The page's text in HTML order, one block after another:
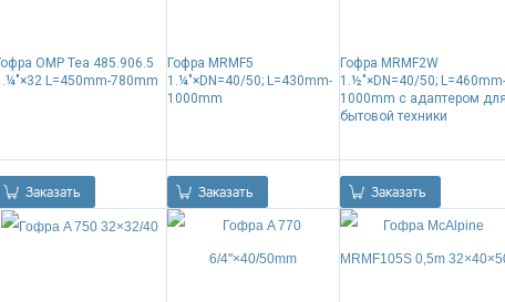
OMP Tea 485.906.5
L=450mm-780mm
Заказать
Гофра MRMF5
1.¼"×DN=40/50; L=430mm-
1000mm
Заказать
Гофра MRMF2W
1.½"×DN=40/50; L=460mm-
1000mm с адаптером для
бытовой техники
Заказать